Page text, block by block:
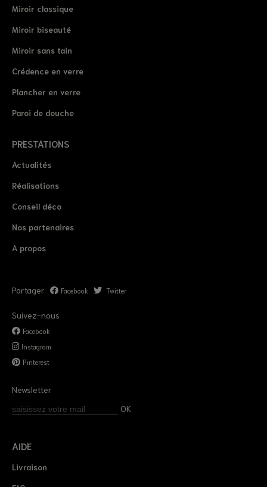
Miroir classique
Miroir biseauté
Miroir sans tain
Crédence en verre
Plancher en verre
Paroi de douche
PRESTATIONS
Actualités
Réalisations
Conseil déco
Nos partenaires
A propos
Partager Facebook Twitter
Suivez-nous
Facebook
Instagram
Pinterest
Newsletter
OK
AIDE
Livraison